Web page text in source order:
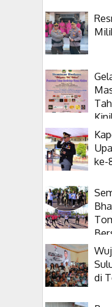
ke-
di